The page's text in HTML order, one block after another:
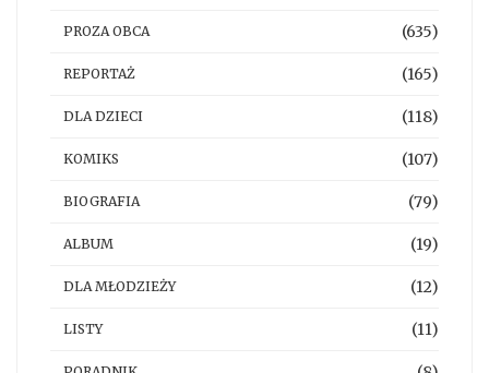
PROZA OBCA (635)
REPORTAŻ (165)
DLA DZIECI (118)
KOMIKS (107)
BIOGRAFIA (79)
ALBUM (19)
DLA MŁODZIEŻY (12)
LISTY (11)